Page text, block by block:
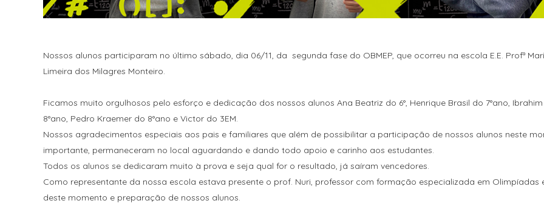
Nossos alunos participaram no último sábado, dia 06/11, da segunda fase do OBMEP, que ocorreu na escola E.E. Profª
Limeira dos Milagres Monteiro.
Ficamos muito orgulhosos pelo esforço e dedicação dos nossos alunos Ana Beatriz do 6°, Henrique Brasil do 7°ano,
8°ano, Pedro Kraemer do 8°ano e Victor do 3EM.
Nossos agradecimentos especiais aos pais e familiares que além de possibilitar a participação de nossos alunos neste
importante, permaneceram no local aguardando e dando todo apoio e carinho aos estudantes.
Todos os alunos se dedicaram muito à prova e seja qual for o resultado, já saíram vencedores.
Como representante da nossa escola estava presente o prof. Nuri, professor com formação especializada em Olimpíadas
deste momento e preparação de nossos alunos.